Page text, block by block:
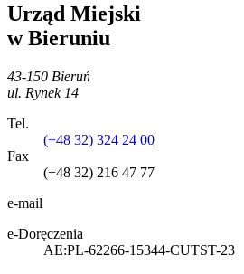
Urząd Miejski
w Bieruniu
43-150 Bieruń
ul. Rynek 14
Tel.
(+48 32) 324 24 00
Fax
(+48 32) 216 47 77
e-mail
e-Doręczenia
AE:PL-62266-15344-CUTST-23